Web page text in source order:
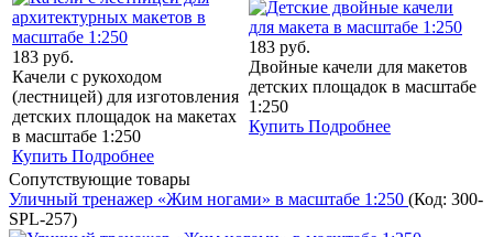
183 руб.
Качели с рукоходом
(лестницей) для изготовления
детских площадок на макетах
в масштабе 1:250
Купить Подробнее
183 руб.
Двойные качели для макетов
детских площадок в масштабе
1:250
Купить Подробнее
Сопутствующие товары
Уличный тренажер «Жим ногами» в масштабе 1:250 (Код: 300-
SPL-257)